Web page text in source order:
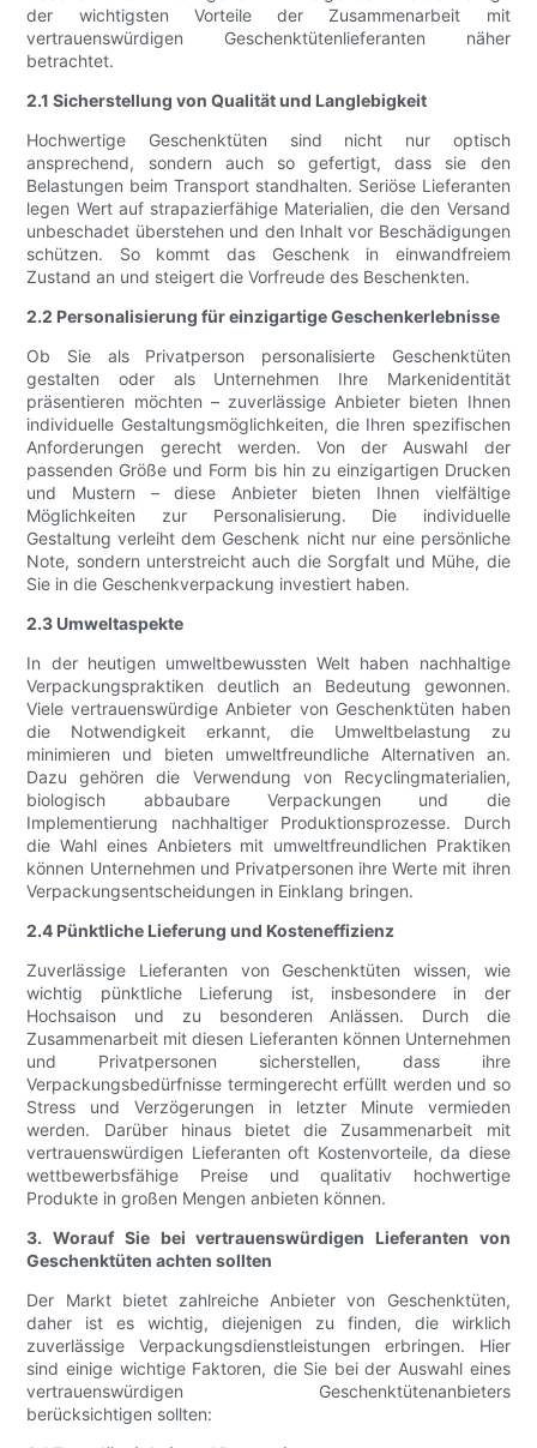
der wichtigsten Vorteile der Zusammenarbeit mit
vertrauenswürdigen Geschenktütenlieferanten näher
betrachtet.
2.1 Sicherstellung von Qualität und Langlebigkeit
Hochwertige Geschenktüten sind nicht nur optisch
ansprechend, sondern auch so gefertigt, dass sie den
Belastungen beim Transport standhalten. Seriöse Lieferanten
legen Wert auf strapazierfähige Materialien, die den Versand
unbeschadet überstehen und den Inhalt vor Beschädigungen
schützen. So kommt das Geschenk in einwandfreiem
Zustand an und steigert die Vorfreude des Beschenkten.
2.2 Personalisierung für einzigartige Geschenkerlebnisse
Ob Sie als Privatperson personalisierte Geschenktüten
gestalten oder als Unternehmen Ihre Markenidentität
präsentieren möchten – zuverlässige Anbieter bieten Ihnen
individuelle Gestaltungsmöglichkeiten, die Ihren spezifischen
Anforderungen gerecht werden. Von der Auswahl der
passenden Größe und Form bis hin zu einzigartigen Drucken
und Mustern – diese Anbieter bieten Ihnen vielfältige
Möglichkeiten zur Personalisierung. Die individuelle
Gestaltung verleiht dem Geschenk nicht nur eine persönliche
Note, sondern unterstreicht auch die Sorgfalt und Mühe, die
Sie in die Geschenkverpackung investiert haben.
2.3 Umweltaspekte
In der heutigen umweltbewussten Welt haben nachhaltige
Verpackungspraktiken deutlich an Bedeutung gewonnen.
Viele vertrauenswürdige Anbieter von Geschenktüten haben
die Notwendigkeit erkannt, die Umweltbelastung zu
minimieren und bieten umweltfreundliche Alternativen an.
Dazu gehören die Verwendung von Recyclingmaterialien,
biologisch abbaubare Verpackungen und die
Implementierung nachhaltiger Produktionsprozesse. Durch
die Wahl eines Anbieters mit umweltfreundlichen Praktiken
können Unternehmen und Privatpersonen ihre Werte mit ihren
Verpackungsentscheidungen in Einklang bringen.
2.4 Pünktliche Lieferung und Kosteneffizienz
Zuverlässige Lieferanten von Geschenktüten wissen, wie
wichtig pünktliche Lieferung ist, insbesondere in der
Hochsaison und zu besonderen Anlässen. Durch die
Zusammenarbeit mit diesen Lieferanten können Unternehmen
und Privatpersonen sicherstellen, dass ihre
Verpackungsbedürfnisse termingerecht erfüllt werden und so
Stress und Verzögerungen in letzter Minute vermieden
werden. Darüber hinaus bietet die Zusammenarbeit mit
vertrauenswürdigen Lieferanten oft Kostenvorteile, da diese
wettbewerbsfähige Preise und qualitativ hochwertige
Produkte in großen Mengen anbieten können.
3. Worauf Sie bei vertrauenswürdigen Lieferanten von
Geschenktüten achten sollten
Der Markt bietet zahlreiche Anbieter von Geschenktüten,
daher ist es wichtig, diejenigen zu finden, die wirklich
zuverlässige Verpackungsdienstleistungen erbringen. Hier
sind einige wichtige Faktoren, die Sie bei der Auswahl eines
vertrauenswürdigen Geschenktütenanbieters
berücksichtigen sollten: